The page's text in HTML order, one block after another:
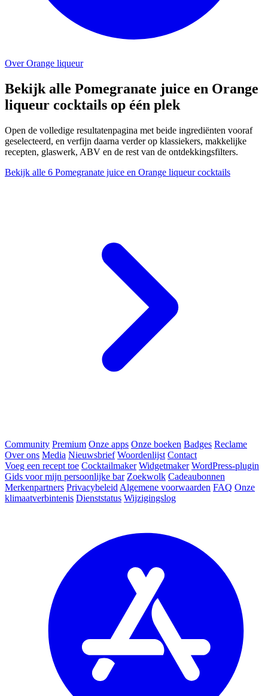
Over Orange liqueur
Bekijk alle Pomegranate juice en Orange
liqueur cocktails op één plek
Open de volledige resultatenpagina met beide ingrediënten vooraf
geselecteerd, en verfijn daarna verder op klassiekers, makkelijke
recepten, glaswerk, ABV en de rest van de ontdekkingsfilters.
Bekijk alle 6 Pomegranate juice en Orange liqueur cocktails
Community Premium Onze apps Onze boeken Badges Reclame
Over ons Media Nieuwsbrief Woordenlijst Contact
Voeg een recept toe Cocktailmaker Widgetmaker WordPress-plugin
Gids voor mijn persoonlijke bar Zoekwolk Cadeaubonnen
Merkenpartners Privacybeleid Algemene voorwaarden FAQ Onze
klimaatverbintenis Dienststatus Wijzigingslog